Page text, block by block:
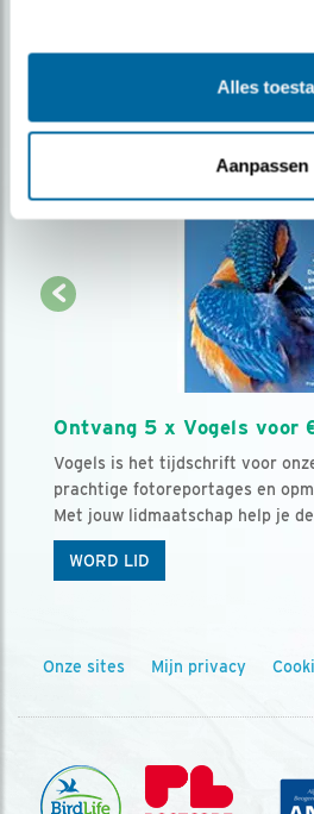
Alles
Aanpassen
Ontvang 5 x Vogels voor
Vogels is het tijdschrift voor
prachtige fotoreportages en
Met jouw lidmaatschap help je
WORD LID
Onze sites Mijn privacy